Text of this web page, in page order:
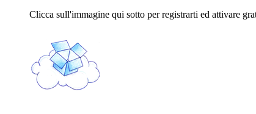
Clicca sull'immagine qui sotto per registrarti ed attivare